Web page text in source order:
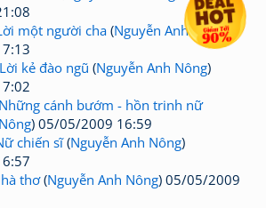
một người cha (Nguyễn Anh Nông)
kẻ đào ngũ (Nguyễn Anh Nông)
cánh bướm - hồn trinh nữ
) 05/05/2009 16:59
chiến sĩ(Nguyễn Anh Nông)
thơ(Nguyễn Anh Nông) 05/05/2009